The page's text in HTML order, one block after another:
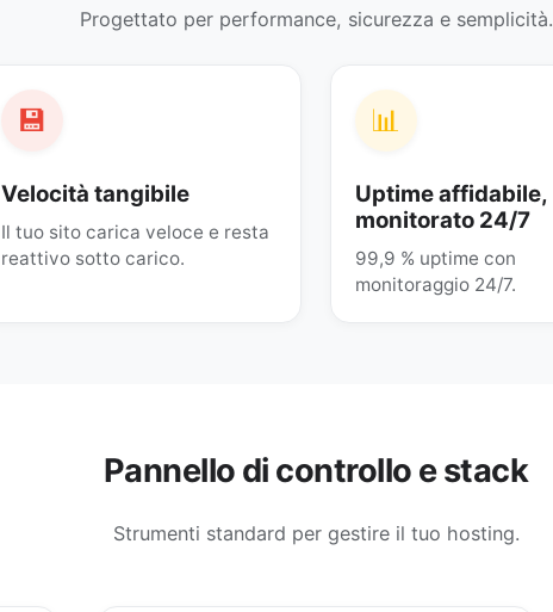
Progettato per performance, sicurezza e semplicità.
💾
Velocità tangibile
Il tuo sito carica veloce e resta
reattivo sotto carico.
📊
Uptime affidabile,
monitorato 24/7
99,9 % uptime con
monitoraggio 24/7.
Pannello di controllo e stack
Strumenti standard per gestire il tuo hosting.